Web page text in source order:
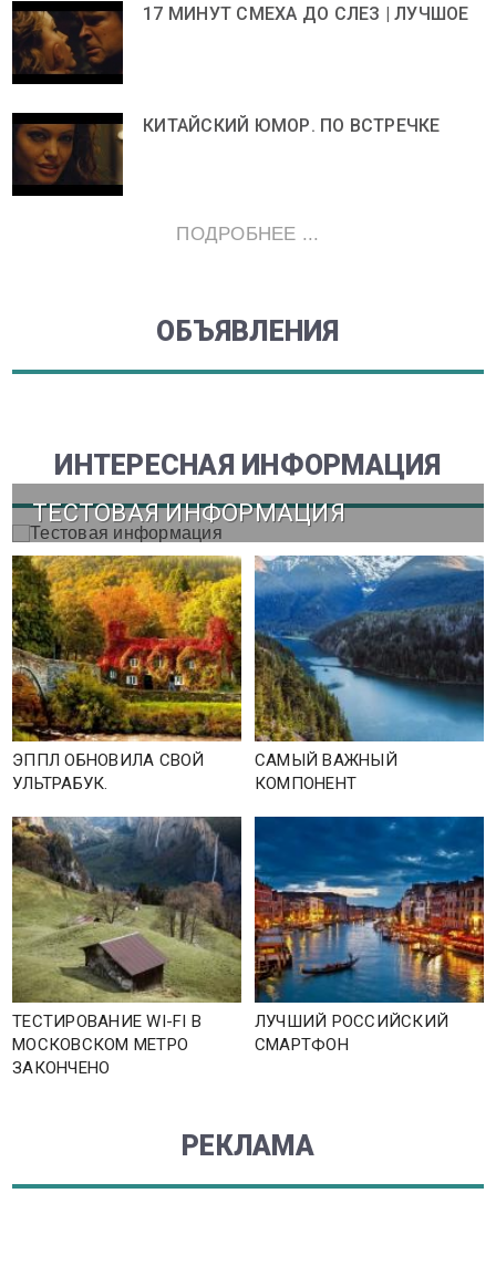
17 МИНУТ СМЕХА ДО СЛЕЗ | ЛУЧШОЕ
КИТАЙСКИЙ ЮМОР. ПО ВСТРЕЧКЕ
ПОДРОБНЕЕ ...
ОБЪЯВЛЕНИЯ
ИНТЕРЕСНАЯ ИНФОРМАЦИЯ
ТЕСТОВАЯ ИНФОРМАЦИЯ
ЭППЛ ОБНОВИЛА СВОЙ
УЛЬТРАБУК.
САМЫЙ ВАЖНЫЙ
КОМПОНЕНТ
ТЕСТИРОВАНИЕ WI-FI В
МОСКОВСКОМ МЕТРО
ЗАКОНЧЕНО
ЛУЧШИЙ РОССИЙСКИЙ
СМАРТФОН
РЕКЛАМА